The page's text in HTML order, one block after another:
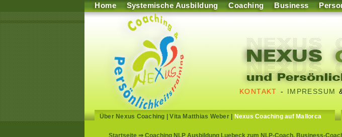
Home Systemische Ausbildung Coaching Business
KONTAKT - IMPRESSUM
Über Nexus Coaching |Vita Matthias Weber| Nexus Coaching auf Mallorca
Startseite ⇒ Coaching NLP Ausbildung Luebeck zum NLP-Coach, Business-